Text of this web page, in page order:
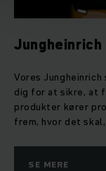
Vores
dig for at sikre, at
produkter kører
frem, hvor det
SE MERE